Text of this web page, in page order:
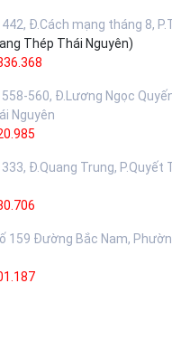
442, Đ.Cách mạng tháng 8,
Thép Thái Nguyên)
558-560, Đ.Lương Ngọc
Nguyên
333, Đ.Quang Trung, P.Quyết
159 Đường Bắc Nam,